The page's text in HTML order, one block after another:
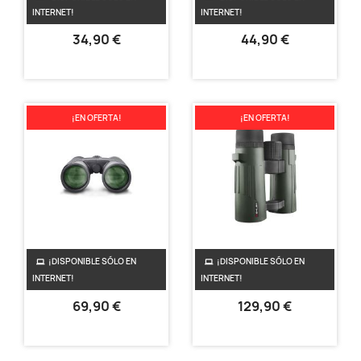
34,90 €
INTERNET!
44,90 €
INTERNET!
Prismático SHILBA
Outlander
69,90 €
¡DISPONIBLE SÓLO EN
INTERNET!
¡EN OFERTA!
Prismático SHILBA
129,90 €
¡DISPONIBLE SÓLO EN
INTERNET!
¡EN OFERTA!